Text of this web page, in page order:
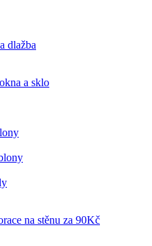
dlažba
a sklo
na stěnu za 90Kč